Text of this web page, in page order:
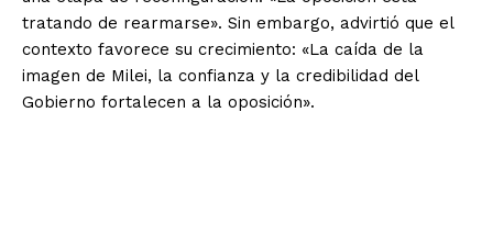
tratando de rearmarse». Sin embargo, advirtió que el
contexto favorece su crecimiento: «La caída de la
imagen de Milei, la confianza y la credibilidad del
Gobierno fortalecen a la oposición».